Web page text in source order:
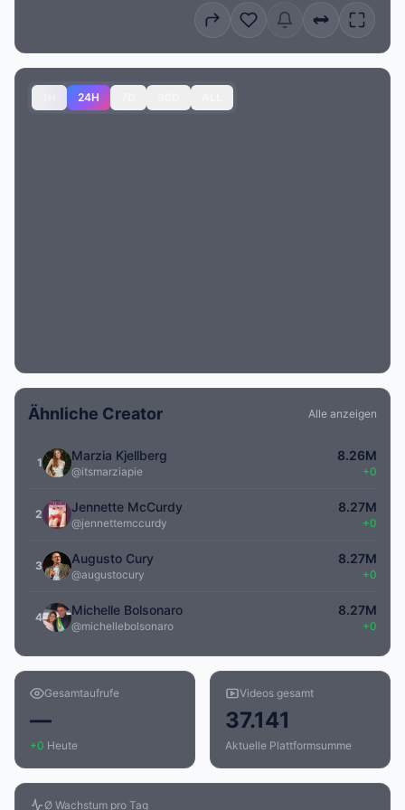
24H
Ähnliche Creator Alle anzeigen
1 Marzia Kjellberg
@itsmarziapie
8.26M
+0
2 Jennette McCurdy
@jennettemccurdy
8.27M
+0
3 Augusto Cury
@augustocury
8.27M
+0
4 Michelle Bolsonaro
@michellebolsonaro
8.27M
+0
Gesamtaufrufe
—
+0 Heute
Videos gesamt
37.141
Aktuelle Plattformsumme
Ø Wachstum pro Tag